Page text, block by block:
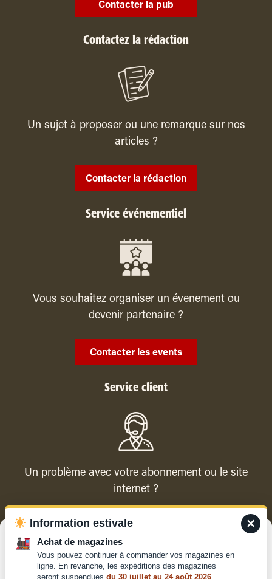
Pour offrir les meilleures expériences, nous utilisons des technologies
telles que les cookies pour stocker et/ou accéder aux informations des
Contacter la pub
Contactez la rédaction
Un sujet à proposer ou une remarque sur nos
articles ?
Contacter la rédaction
Service événementiel
Vous souhaitez organiser un évenement ou
devenir partenaire ?
Contacter les events
Service client
Un problème avec votre abonnement ou le site
internet ?
Contacter le service client ×
Information estivale
Achat de magazines
Vous pouvez continuer à commander vos magazines en
ligne. En revanche, les expéditions des magazines
seront suspendues du 30 juillet au 24 août 2026